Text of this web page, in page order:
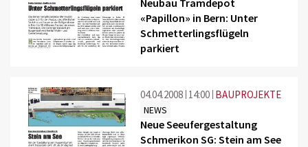
«Papillon» in Bern: Unter
Schmetterlingsflügeln
parkiert
04.04.2008 14:00 BAUPROJEKTE
NEWS
Neue Seeufergestaltung
Schmerikon SG: Stein am See